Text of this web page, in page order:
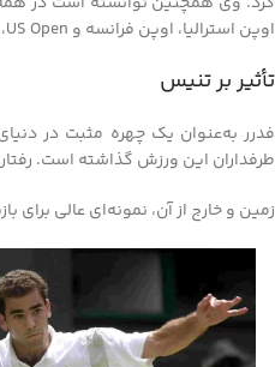
اوپن استرالیا، اوپن فرانسه و US Open، قهرمان شود.
تأثیر بر تنیس
فدرر به‌عنوان یک چهره مثبت در
طرفداران این ورزش گذاشته است.
زمین و خارج از آن، نمونه‌ای عالی برای